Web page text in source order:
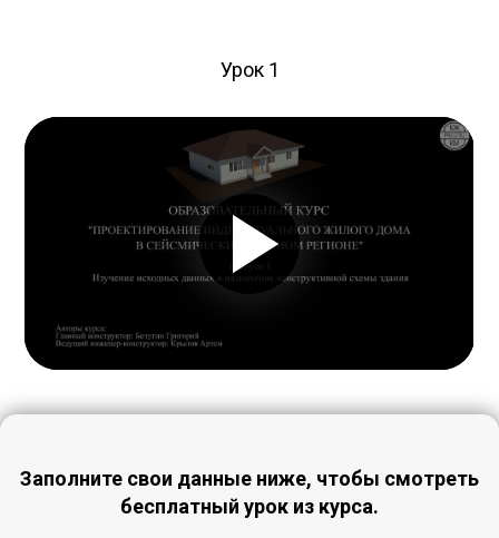
Урок 1
Заполните свои данные ниже, чтобы смотреть
бесплатный урок из курса.